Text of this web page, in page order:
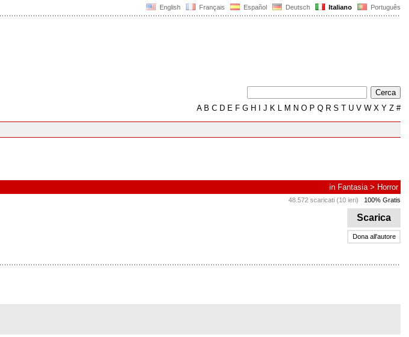
English Français Español Deutsch Italiano Português
AB C D E F G H J K L M N O P Q R S T U V W X Y Z #
in Fantasia> Horror
48.572 scaricati (10 ieri) 100% Gratis
Scarica
Dona all'autore